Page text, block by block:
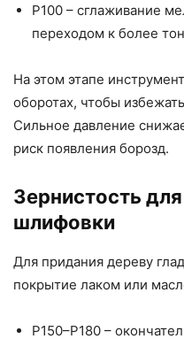
P100 – сглаживание
переходом к более
На этом этапе
оборотах, чтобы
Сильное давление
риск появления борозд.
Зернистость
шлифовки
Для придания дереву
покрытие лаком или
P150–P180 –